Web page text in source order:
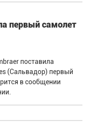
первый самолет
поставила
(Сальвадор) первый
в сообщении